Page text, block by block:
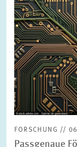
FORSCHUNG //
Passgenaue